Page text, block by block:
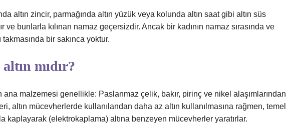
altın zincir, parmağında altın yüzük veya kolunda altın saat gibi altın süs
ve bunlarla kılınan namaz geçersizdir. Ancak bir kadının namaz sırasında ve
takmasında bir sakınca yoktur.
mıdır?
ana malzemesi genellikle: Paslanmaz çelik, bakır, pirinç ve nikel alaşımlarından
altın mücevherlerde kullanılandan daha az altın kullanılmasına rağmen, temel
kaplayarak (elektrokaplama) altına benzeyen mücevherler yaratırlar.